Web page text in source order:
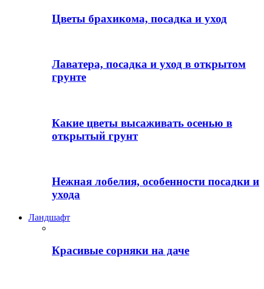
Цветы брахикома, посадка и уход
Лаватера, посадка и уход в открытом
грунте
Какие цветы высаживать осенью в
открытый грунт
Нежная лобелия, особенности посадки и
ухода
Ландшафт
Красивые сорняки на даче